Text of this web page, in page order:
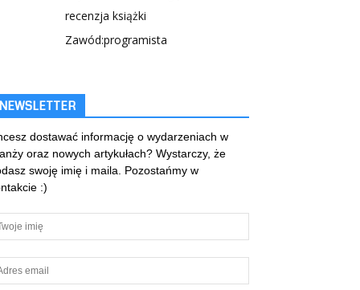
recenzja książki
Zawód:programista
NEWSLETTER
dostawać informację o wydarzeniach w
oraz nowych artykułach? Wystarczy, że
swoję imię i maila. Pozostańmy w
:)